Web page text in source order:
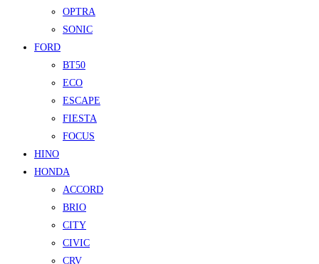
OPTRA
SONIC
FORD
BT50
ECO
ESCAPE
FIESTA
FOCUS
HINO
HONDA
ACCORD
BRIO
CITY
CIVIC
CRV